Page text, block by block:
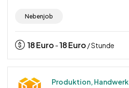
Nebenjob
18Euro -18Euro / Stunde
Produktion, Handwerk